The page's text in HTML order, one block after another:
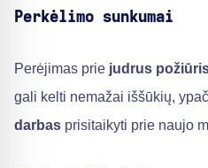
Perkėlimo sunkumai
Perėjimas prie judrus
gali kelti nemažai iššūkių,
darbas prisitaikyti prie naujo